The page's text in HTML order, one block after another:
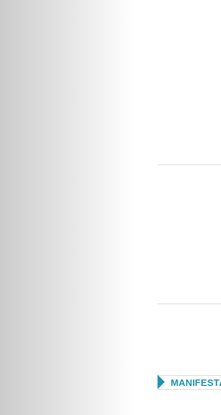
